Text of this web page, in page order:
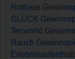
Rothaus
GLÜCK
Tecworld
Rauch